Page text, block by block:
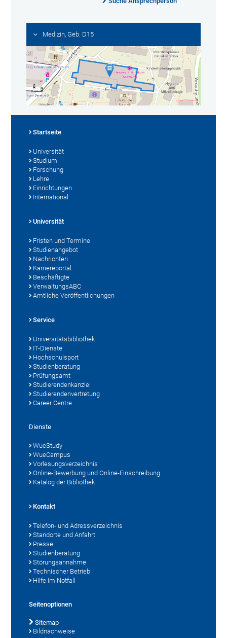
Medizin, Geb. D15
Startseite
Universität
Studium
Forschung
Lehre
Einrichtungen
International
Universität
Fristen und Termine
Studienangebot
Nachrichten
Karriereportal
Beschäftigte
VerwaltungsABC
Amtliche Veröffentlichungen
Service
Universitätsbibliothek
IT-Dienste
Hochschulsport
Studienberatung
Prüfungsamt
Studierendenkanzlei
Studierendenvertretung
Career Centre
Dienste
WueStudy
WueCampus
Vorlesungsverzeichnis
Online-Bewerbung und Online-Einschreibung
Katalog der Bibliothek
Kontakt
Telefon- und Adressverzeichnis
Standorte und Anfahrt
Presse
Studienberatung
Störungsannahme
Technischer Betrieb
Hilfe im Notfall
Seitenoptionen
Sitemap
Bildnachweise